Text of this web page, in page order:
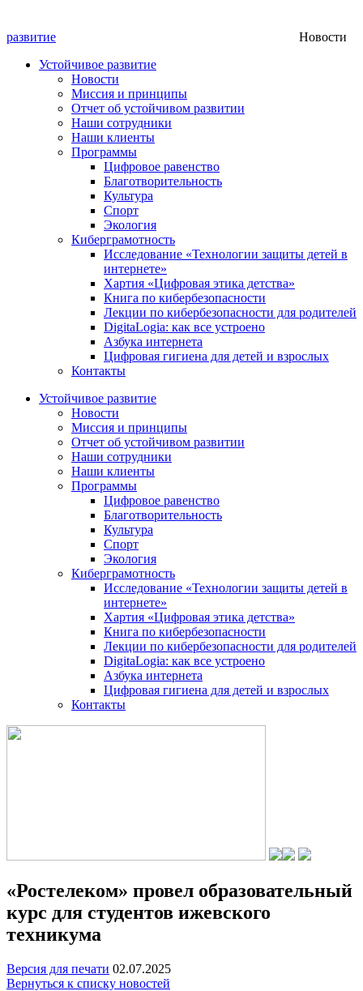
развитие
Новости
Устойчивое развитие
Новости
Миссия и принципы
Отчет об устойчивом развитии
Наши сотрудники
Наши клиенты
Программы
Цифровое равенство
Благотворительность
Культура
Спорт
Экология
Киберграмотность
Исследование «Технологии защиты детей в
интернете»
Хартия «Цифровая этика детства»
Книга по кибербезопасности
Лекции по кибербезопасности для родителей
DigitaLogia: как все устроено
Азбука интернета
Цифровая гигиена для детей и взрослых
Контакты
Устойчивое развитие
Новости
Миссия и принципы
Отчет об устойчивом развитии
Наши сотрудники
Наши клиенты
Программы
Цифровое равенство
Благотворительность
Культура
Спорт
Экология
Киберграмотность
Исследование «Технологии защиты детей в
интернете»
Хартия «Цифровая этика детства»
Книга по кибербезопасности
Лекции по кибербезопасности для родителей
DigitaLogia: как все устроено
Азбука интернета
Цифровая гигиена для детей и взрослых
Контакты
«Ростелеком» провел образовательный
курс для студентов ижевского
техникума
Версия для печати 02.07.2025
Вернуться к списку новостей